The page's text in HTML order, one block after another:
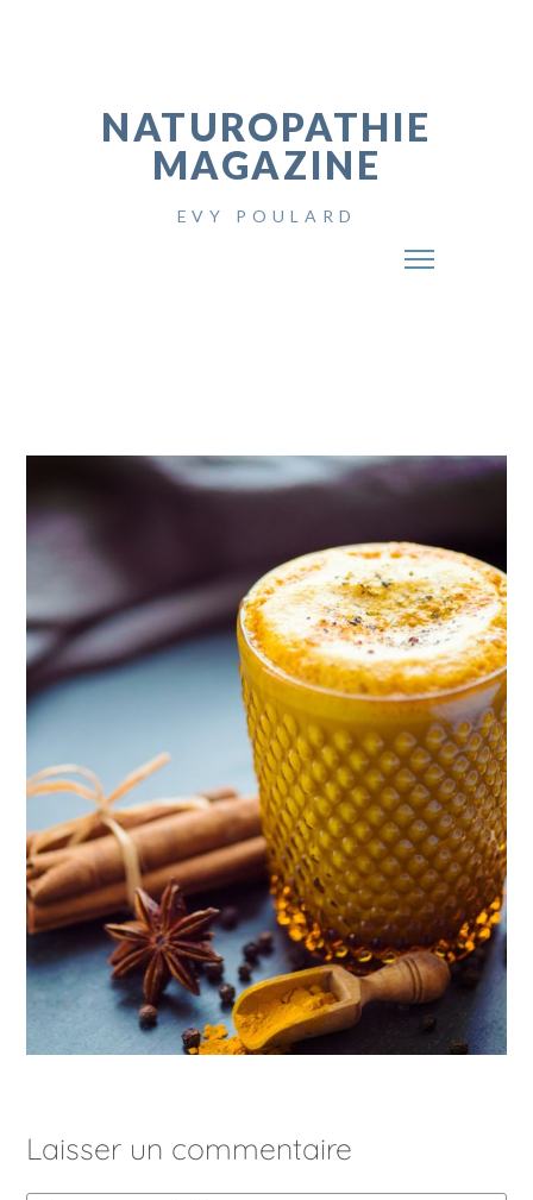
NATUROPATHIE
MAGAZINE
EVY POULARD
Laisser un commentaire